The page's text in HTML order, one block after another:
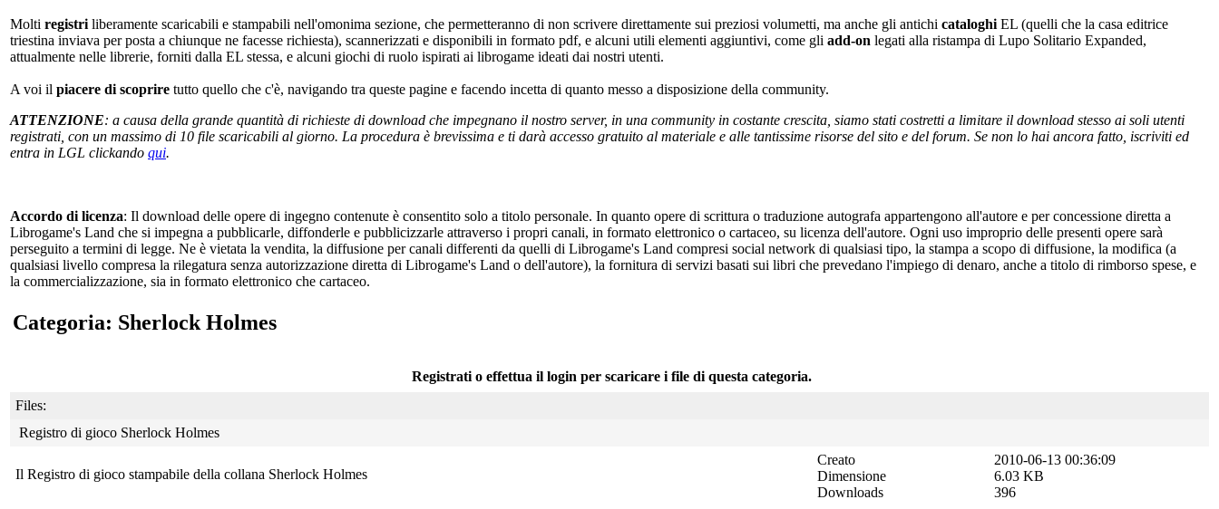
Molti registri liberamente scaricabili e stampabili nell'omonima sezione, che permetteranno di non scrivere direttamente sui preziosi volumetti, ma anche gli antichi cataloghi EL (quelli che la casa editrice
triestina inviava per posta a chiunque ne facesse richiesta), scannerizzati e disponibili in formato pdf, e alcuni utili elementi aggiuntivi, come gli add-on legati alla ristampa di Lupo Solitario Expanded,
attualmente nelle librerie, forniti dalla EL stessa, e alcuni giochi di ruolo ispirati ai librogame ideati dai nostri utenti.
A voi il piacere di scoprire tutto quello che c'è, navigando tra queste pagine e facendo incetta di quanto messo a disposizione della community.
ATTENZIONE: a causa della grande quantità di richieste di download che impegnano il nostro server, in una community in costante crescita, siamo stati costretti a limitare il download stesso ai soli utenti
registrati, con un massimo di 10 file scaricabili al giorno. La procedura è brevissima e ti darà accesso gratuito al materiale e alle tantissime risorse del sito e del forum. Se non lo hai ancora fatto, iscriviti ed
entra in LGL clickando qui.
Accordo di licenza: Il download delle opere di ingegno contenute è consentito solo a titolo personale. In quanto opere di scrittura o traduzione autografa appartengono all'autore e per concessione diretta a
Librogame's Land che si impegna a pubblicarle, diffonderle e pubblicizzarle attraverso i propri canali, in formato elettronico o cartaceo, su licenza dell'autore. Ogni uso improprio delle presenti opere sarà
perseguito a termini di legge. Ne è vietata la vendita, la diffusione per canali differenti da quelli di Librogame's Land compresi social network di qualsiasi tipo, la stampa a scopo di diffusione, la modifica (a
qualsiasi livello compresa la rilegatura senza autorizzazione diretta di Librogame's Land o dell'autore), la fornitura di servizi basati sui libri che prevedano l'impiego di denaro, anche a titolo di rimborso spese, e
la commercializzazione, sia in formato elettronico che cartaceo.
Categoria: Sherlock Holmes
Registrati o effettua il login per scaricare i file di questa categoria.
Files:
Registro di gioco Sherlock Holmes
Il Registro di gioco stampabile della collana Sherlock Holmes
Creato
Dimensione
Downloads
2010-06-13 00:36:09
6.03 KB
396